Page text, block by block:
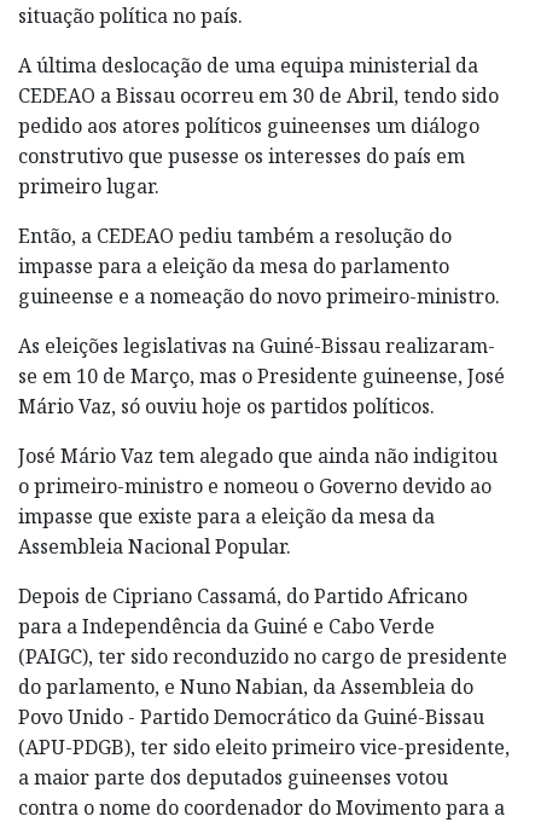
situação política no país.
A última deslocação de uma equipa ministerial da
CEDEAO a Bissau ocorreu em 30 de Abril, tendo sido
pedido aos atores políticos guineenses um diálogo
construtivo que pusesse os interesses do país em
primeiro lugar.
Então, a CEDEAO pediu também a resolução do
impasse para a eleição da mesa do parlamento
guineense e a nomeação do novo primeiro-ministro.
As eleições legislativas na Guiné-Bissau realizaram-
se em 10 de Março, mas o Presidente guineense, José
Mário Vaz, só ouviu hoje os partidos políticos.
José Mário Vaz tem alegado que ainda não indigitou
o primeiro-ministro e nomeou o Governo devido ao
impasse que existe para a eleição da mesa da
Assembleia Nacional Popular.
Depois de Cipriano Cassamá, do Partido Africano
para a Independência da Guiné e Cabo Verde
(PAIGC), ter sido reconduzido no cargo de presidente
do parlamento, e Nuno Nabian, da Assembleia do
Povo Unido - Partido Democrático da Guiné-Bissau
(APU-PDGB), ter sido eleito primeiro vice-presidente,
a maior parte dos deputados guineenses votou
contra o nome do coordenador do Movimento para a